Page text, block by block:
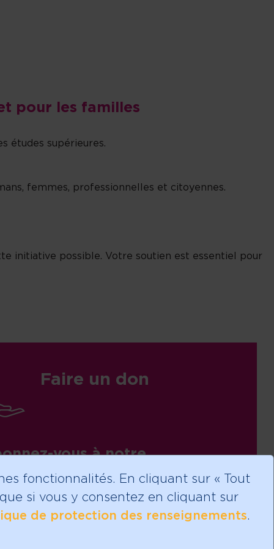
fonctionnalités. En cliquant sur « Tout
si vous y consentez en cliquant sur
de protection des renseignements.
pour les familles
études supérieures.
femmes, professionnelles et citoyennes.
initiative possible. Votre soutien est essentiel pour
Faire un don
vous à notre